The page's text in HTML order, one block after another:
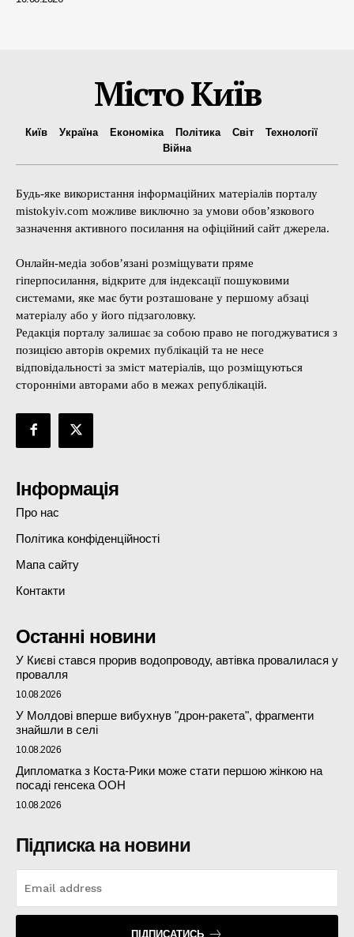
Місто Київ
Київ Україна Економіка Політика Світ
Технології
Війна
Будь-яке використання інформаційних матеріалів порталу
mistokyiv.com можливе виключно за умови обов’язкового
зазначення активного посилання на офіційний сайт джерела.
Онлайн-медіа зобов’язані розміщувати пряме
гіперпосилання, відкрите для індексації пошуковими
системами, яке має бути розташоване у першому абзаці
матеріалу або у його підзаголовку.
Редакція порталу залишає за собою право не погоджуватися з
позицією авторів окремих публікацій та не несе
відповідальності за зміст матеріалів, що розміщуються
сторонніми авторами або в межах републікацій.
Інформація
Про нас
Політика конфіденційності
Мапа сайту
Контакти
Останні новини
У Києві стався прорив водопроводу, автівка провалилася у
провалля
10.08.2026
У Молдові вперше вибухнув "дрон-ракета", фрагменти
знайшли в селі
10.08.2026
Дипломатка з Коста-Рики може стати першою жінкою на
посаді генсека ООН
10.08.2026
Підписка на новини
ПІДПИСАТИСЬ